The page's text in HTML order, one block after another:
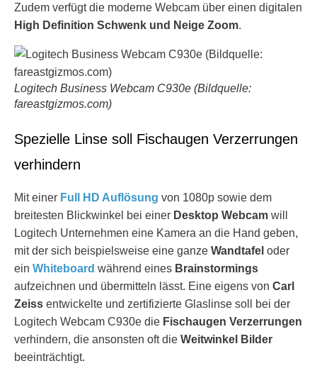
Zudem verfügt die moderne Webcam über einen digitalen
High Definition Schwenk und Neige Zoom.
Logitech Business Webcam C930e (Bildquelle:
fareastgizmos.com)
Spezielle Linse soll Fischaugen Verzerrungen
verhindern
Mit einer Full HD Auflösung von 1080p sowie dem
breitesten Blickwinkel bei einer Desktop Webcam will
Logitech Unternehmen eine Kamera an die Hand geben,
mit der sich beispielsweise eine ganze Wandtafel oder
ein Whiteboard während eines Brainstormings
aufzeichnen und übermitteln lässt. Eine eigens von Carl
Zeiss entwickelte und zertifizierte Glaslinse soll bei der
Logitech Webcam C930e die Fischaugen Verzerrungen
verhindern, die ansonsten oft die Weitwinkel Bilder
beeinträchtigt.